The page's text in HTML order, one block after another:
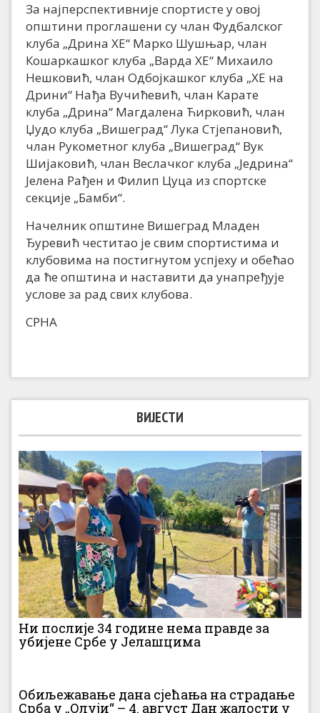
За најперспективније спортисте у овој
општини проглашени су члан Фудбалског
клуба „Дрина ХЕ“ Марко Шушњар, члан
Кошаркашког клуба „Варда ХЕ“ Михаило
Нешковић, члан Одбојкашког клуба „ХЕ на
Дрини“ Нађа Вучићевић, члан Карате
клуба „Дрина“ Магдалена Ћирковић, члан
Џудо клуба „Вишеград“ Лука Стјепановић,
члан Рукометног клуба „Вишеград“ Вук
Шијаковић, члан Веслачког клуба „Једрина“
Јелена Рађен и Филип Цуца из спортске
секције „Бамби“.
Начелник општине Вишеград Младен
Ђуревић честитао је свим спортистима и
клубовима на постигнутом успјеху и обећао
да ће општина и наставити да унапређује
услове за рад свих клубова.
СРНА
ВИЈЕСТИ
Ни послије 34 године нема правде за
убијене Србе у Јелашцима
Обиљежавање дана сјећања на страдање
Срба у „Олуји“ – 4. август Дан жалости у